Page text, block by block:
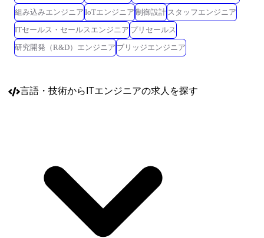
組み込みエンジニア IoTエンジニア 制御設計 スタッフエンジニア
ITセールス・セールスエンジニア プリセールス
研究開発（R&D）エンジニア ブリッジエンジニア
言語・技術からITエンジニアの求人を探す